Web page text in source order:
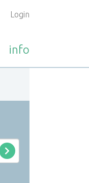
Login
info